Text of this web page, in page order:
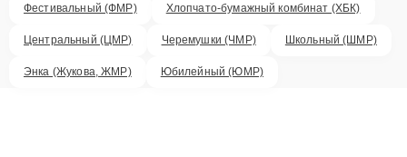
Фестивальный (ФМР) Хлопчато-бумажный комбинат (ХБК)
Центральный (ЦМР) Черемушки (ЧМР) Школьный (ШМР)
Энка (Жукова, ЖМР) Юбилейный (ЮМР)